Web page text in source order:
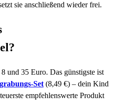
sie anschließend wieder frei.
und 35 Euro. Das günstigste ist
Set (8,49 €) – dein Kind
empfehlenswerte Produkt